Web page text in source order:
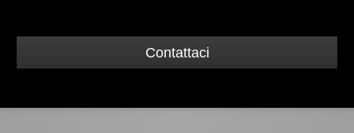
Contattaci